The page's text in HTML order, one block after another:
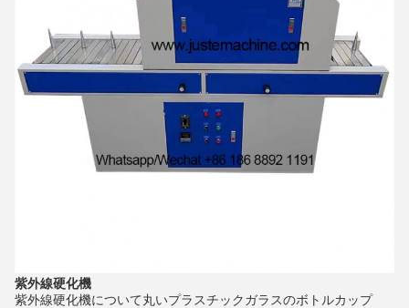
紫外線硬化機
紫外線硬化機について丸いプラスチックガラスのボトルカップ